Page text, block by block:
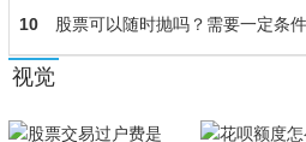
10 股票可以随时抛吗？需要一定条件
视觉